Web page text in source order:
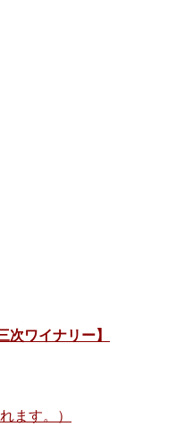
次ワイナリー】
ます。）